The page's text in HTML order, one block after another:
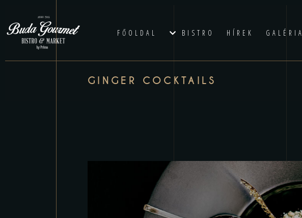
FŐOLDAL BISTRO HÍREK GALÉRIA
GINGER COCKTAILS